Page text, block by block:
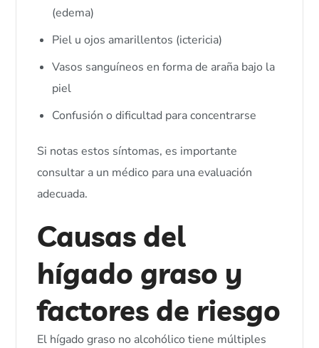
(edema)
Piel u ojos amarillentos (ictericia)
Vasos sanguíneos en forma de araña bajo la
piel
Confusión o dificultad para concentrarse
Si notas estos síntomas, es importante
consultar a un médico para una evaluación
adecuada.
Causas del
hígado graso y
factores de riesgo
El hígado graso no alcohólico tiene múltiples